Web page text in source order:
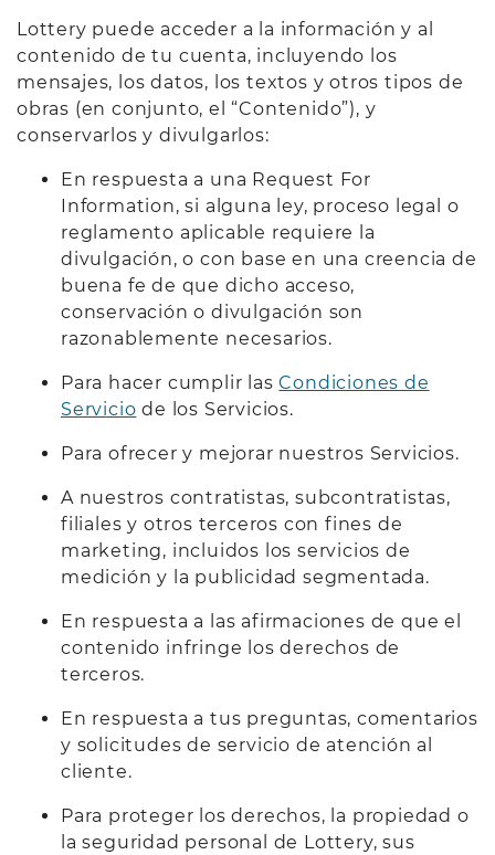
Lottery puede acceder a la información y al
contenido de tu cuenta, incluyendo los
mensajes, los datos, los textos y otros tipos de
obras (en conjunto, el “Contenido”), y
conservarlos y divulgarlos:
En respuesta a una Request For
Information, si alguna ley, proceso legal o
reglamento aplicable requiere la
divulgación, o con base en una creencia de
buena fe de que dicho acceso,
conservación o divulgación son
razonablemente necesarios.
Para hacer cumplir lasCondiciones de
Servicio de los Servicios.
Para ofrecer y mejorar nuestros Servicios.
A nuestros contratistas, subcontratistas,
filiales y otros terceros con fines de
marketing, incluidos los servicios de
medición y la publicidad segmentada.
En respuesta a las afirmaciones de que el
contenido infringe los derechos de
terceros.
En respuesta a tus preguntas, comentarios
y solicitudes de servicio de atención al
cliente.
Para proteger los derechos, la propiedad o
la seguridad personal de Lottery, sus